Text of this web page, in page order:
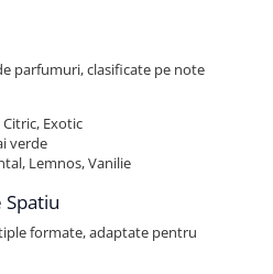
parfumuri, clasificate pe note
Exotic
verde
Lemnos, Vanilie
formate, adaptate pentru